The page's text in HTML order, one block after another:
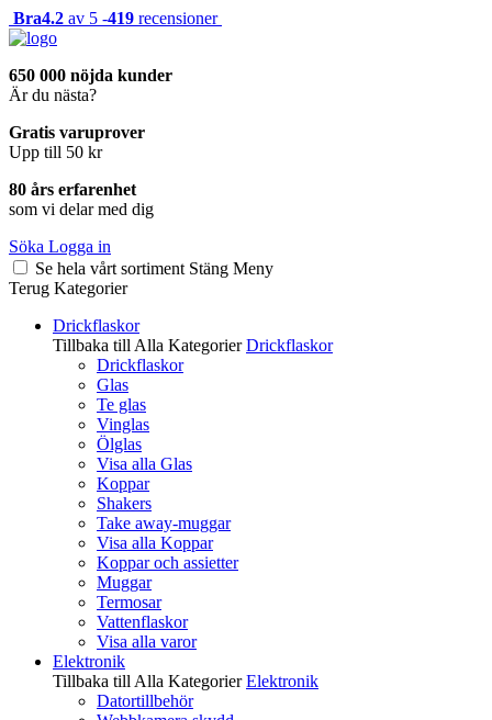
Bra4.2 av 5 -419 recensioner
650 000 nöjda kunder
Är du nästa?
Gratis varuprover
Upp till 50 kr
80 års erfarenhet
som vi delar med dig
Söka Logga in
Se hela vårt sortiment Stäng Meny
Terug Kategorier
Drickflaskor
Tillbaka till Alla Kategorier Drickflaskor
Drickflaskor
Glas
Te glas
Vinglas
Ölglas
Visa alla Glas
Koppar
Shakers
Take away-muggar
Visa alla Koppar
Koppar och assietter
Muggar
Termosar
Vattenflaskor
Visa alla varor
Elektronik
Tillbaka till Alla Kategorier Elektronik
Datortillbehör